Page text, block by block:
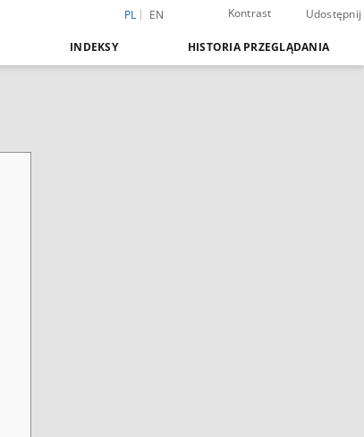
PL EN Kontrast Udostępnij
INDEKSY HISTORIA PRZEGLĄDANIA